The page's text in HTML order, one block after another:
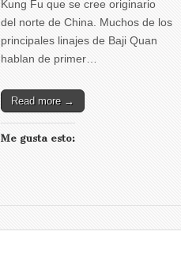
Kung Fu que se cree originario
del norte de China. Muchos de los
principales linajes de Baji Quan
hablan de primer…
Read more →
Me gusta esto: